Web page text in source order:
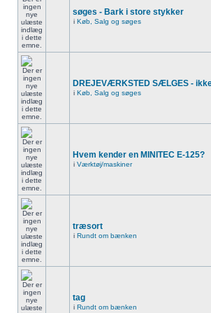
søges - Bark i store stykker
i Køb, Salg og søges
DREJEVÆRKSTED SÆLGES -
i Køb, Salg og søges
Hvem kender en MINITEC E-125?
i Værktøj/maskiner
træsort
i Rundt om bænken
tag
i Rundt om bænken